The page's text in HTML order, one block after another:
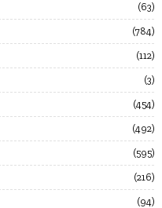
63
784
112
3
454
492
595
216
94